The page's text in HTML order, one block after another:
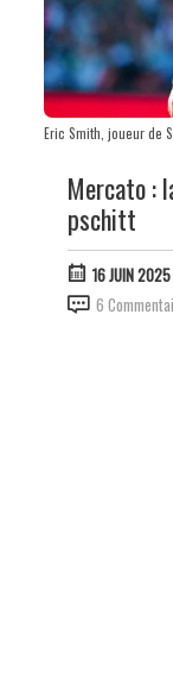
Eric Smith, joueur de
Mercato :
pschitt
16 JUIN
6